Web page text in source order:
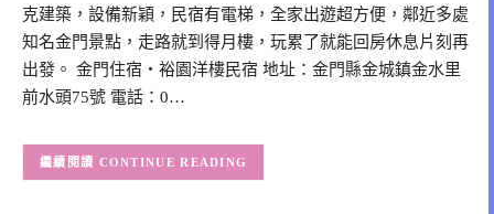
克建築，設備新穎，民宿有電梯，全家出遊超方便，鄰近多處
知名金門景點，走路就到得月樓，玩累了就能回房休息片刻再
出發。 金門住宿‧裕園洋樓民宿 地址：金門縣金城鎮金水里
前水頭75號 電話：0…
CONTINUE READING